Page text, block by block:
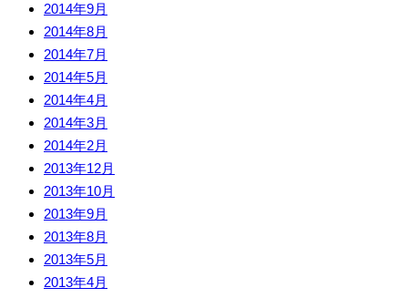
2014年9月
2014年8月
2014年7月
2014年5月
2014年4月
2014年3月
2014年2月
2013年12月
2013年10月
2013年9月
2013年8月
2013年5月
2013年4月